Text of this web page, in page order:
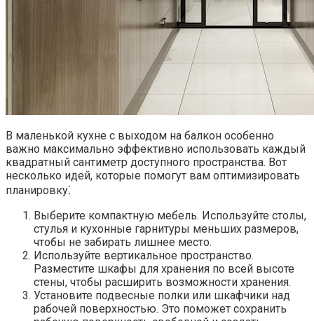
В маленькой кухне с выходом на балкон особенно
важно максимально эффективно использовать каждый
квадратный сантиметр доступного пространства.​ Вот
несколько идей, которые помогут вам оптимизировать
планировку⁚
Выберите компактную мебель.​ Используйте столы,
стулья и кухонные гарнитуры меньших размеров,
чтобы не забирать лишнее место.​
Используйте вертикальное пространство.​
Разместите шкафы для хранения по всей высоте
стены, чтобы расширить возможности хранения.​
Установите подвесные полки или шкафчики над
рабочей поверхностью.​ Это поможет сохранить